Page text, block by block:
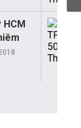
HCM